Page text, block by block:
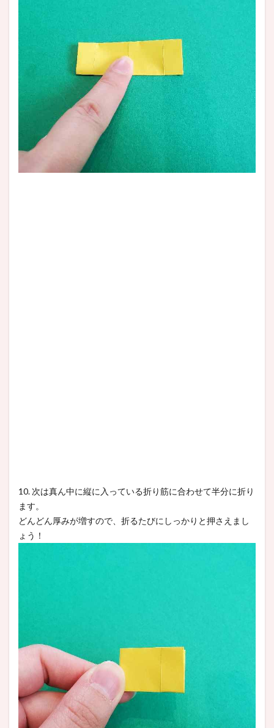
10. 次は真ん中に縦に入っている折り筋に合わせて半分に折り
ます。
どんどん厚みが増すので、折るたびにしっかりと押さえまし
ょう！